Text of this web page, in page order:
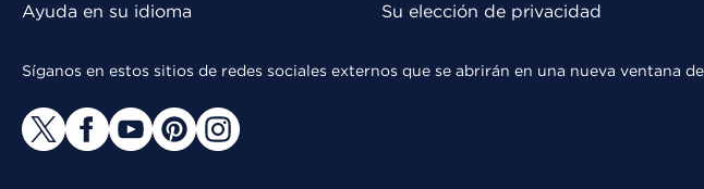
Ayuda en su idioma Su elección de privacidad
Síganos en estos sitios de redes sociales externos que se abrirán en una nueva ventana